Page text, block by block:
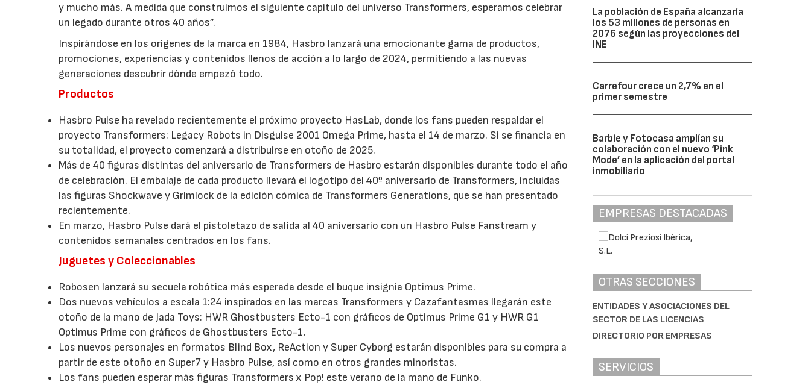
y mucho más. A medida que construimos el siguiente capítulo del universo Transformers, esperamos celebrar
un legado durante otros 40 años”.
Inspirándose en los orígenes de la marca en 1984, Hasbro lanzará una emocionante gama de productos,
promociones, experiencias y contenidos llenos de acción a lo largo de 2024, permitiendo a las nuevas
generaciones descubrir dónde empezó todo.
Productos
Hasbro Pulse ha revelado recientemente el próximo proyecto HasLab, donde los fans pueden respaldar el
proyecto Transformers: Legacy Robots in Disguise 2001 Omega Prime, hasta el 14 de marzo. Si se financia en
su totalidad, el proyecto comenzará a distribuirse en otoño de 2025.
Más de 40 figuras distintas del aniversario de Transformers de Hasbro estarán disponibles durante todo el año
de celebración. El embalaje de cada producto llevará el logotipo del 40º aniversario de Transformers, incluidas
las figuras Shockwave y Grimlock de la edición cómica de Transformers Generations, que se han presentado
recientemente.
En marzo, Hasbro Pulse dará el pistoletazo de salida al 40 aniversario con un Hasbro Pulse Fanstream y
contenidos semanales centrados en los fans.
Juguetes y Coleccionables
Robosen lanzará su secuela robótica más esperada desde el buque insignia Optimus Prime.
Dos nuevos vehículos a escala 1:24 inspirados en las marcas Transformers y Cazafantasmas llegarán este
otoño de la mano de Jada Toys: HWR Ghostbusters Ecto-1 con gráficos de Optimus Prime G1 y HWR G1
Optimus Prime con gráficos de Ghostbusters Ecto-1.
Los nuevos personajes en formatos Blind Box, ReAction y Super Cyborg estarán disponibles para su compra a
partir de este otoño en Super7 y Hasbro Pulse, así como en otros grandes minoristas.
Los fans pueden esperar más figuras Transformers x Pop! este verano de la mano de Funko.
La población de España alcanzaría
los 53 millones de personas en
2076 según las proyecciones del
INE
Carrefour crece un 2,7% en el
primer semestre
Barbie y Fotocasa amplían su
colaboración con el nuevo ‘Pink
Mode’ en la aplicación del portal
inmobiliario
EMPRESAS DESTACADAS
OTRAS SECCIONES
ENTIDADES Y ASOCIACIONES DEL
SECTOR DE LAS LICENCIAS
DIRECTORIO POR EMPRESAS
SERVICIOS